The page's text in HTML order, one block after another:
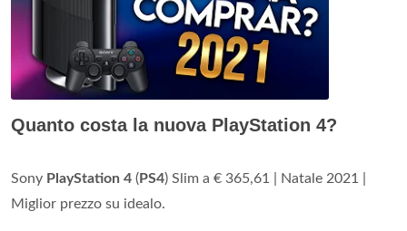
Quanto costa la nuova PlayStation 4?
Sony PlayStation 4 (PS4) Slim a € 365,61 | Natale 2021 |
Miglior prezzo su idealo.